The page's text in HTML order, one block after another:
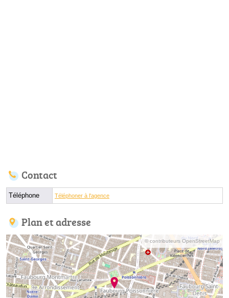
Contact
Téléphone Téléphoner à l'agence
Plan et adresse
© contributeurs OpenStreetMap